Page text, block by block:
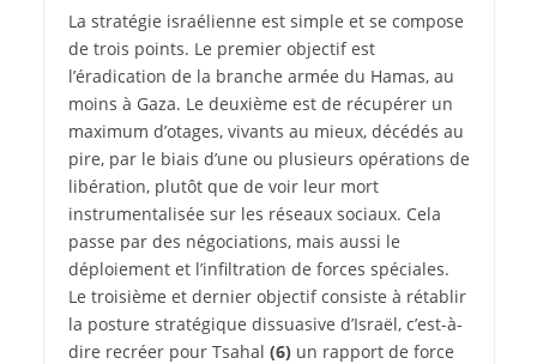
La stratégie israélienne est simple et se compose
de trois points. Le premier objectif est
l’éradication de la branche armée du Hamas, au
moins à Gaza. Le deuxième est de récupérer un
maximum d’otages, vivants au mieux, décédés au
pire, par le biais d’une ou plusieurs opérations de
libération, plutôt que de voir leur mort
instrumentalisée sur les réseaux sociaux. Cela
passe par des négociations, mais aussi le
déploiement et l’infiltration de forces spéciales.
Le troisième et dernier objectif consiste à rétablir
la posture stratégique dissuasive d’Israël, c’est-à-
dire recréer pour Tsahal (6)un rapport de force